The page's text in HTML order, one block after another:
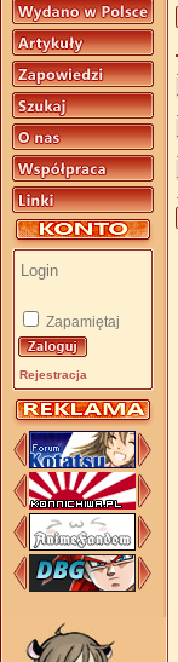
Zapamiętaj
Rejestracja